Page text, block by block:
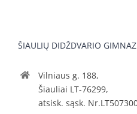
ŠIAULIŲ DIDŽDVARIO
Vilniaus g. 188,
Šiauliai LT-76299,
atsisk. sąsk.